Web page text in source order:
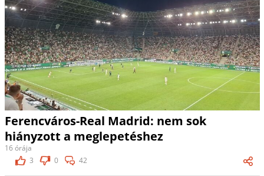
Ferencváros-Real Madrid: nem sok
hiányzott a meglepetéshez
16 órája
3
0 42